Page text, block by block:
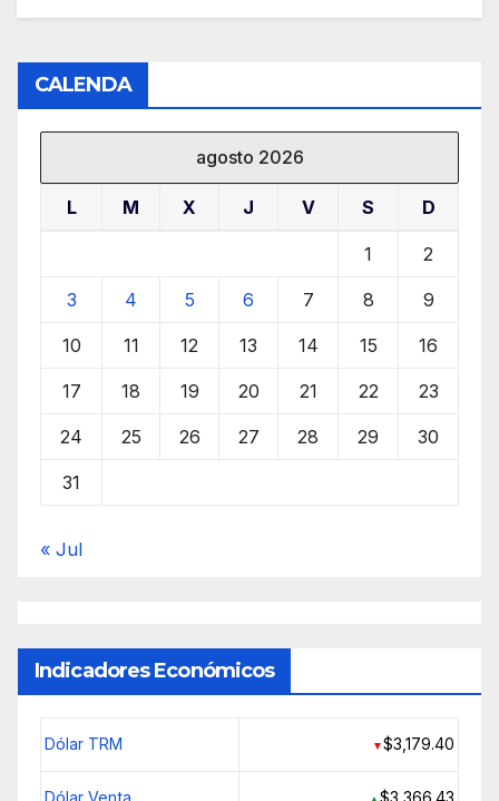
CALENDA
agosto 2026
L M X J V S D
1 2
3 4 5 6 7 8 9
10 11 12 13 14 15 16
17 18 19 20 21 22 23
24 25 26 27 28 29 30
31
« Jul
Indicadores Económicos
Dólar TRM ▼$3,179.40